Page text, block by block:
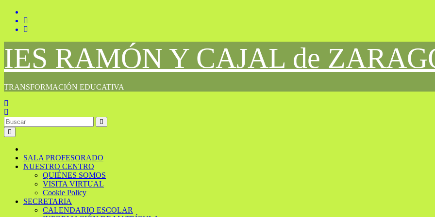
Saltar
contenido
IES RAMÓN Y CAJAL de
TRANSFORMACIÓN EDUCATIVA
SALA PROFESORADO
NUESTRO CENTRO
QUIÉNES SOMOS
VISITA VIRTUAL
Cookie Policy
SECRETARIA
CALENDARIO ESCOLAR